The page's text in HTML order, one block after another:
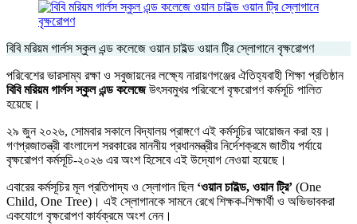
বিবি মরিয়ম গার্লস স্কুল এন্ড কলেজে ওয়ান চাইল্ড ওয়ান ট্রি স্লোগানে বৃক্ষরোপণ
পরিবেশের ভারসাম্য রক্ষা ও সবুজায়নের লক্ষ্যে নারায়ণগঞ্জের ঐতিহ্যবাহী শিক্ষা প্রতিষ্ঠান
বিবি মরিয়ম গার্লস স্কুল এন্ড কলেজে উৎসবমুখর পরিবেশে বৃক্ষরোপণ কর্মসূচি পালিত
হয়েছে।
​২৯ জুন ২০২৬, সোমবার সকালে বিদ্যালয় প্রাঙ্গণে এই কর্মসূচির আয়োজন করা হয়।
গণপ্রজাতন্ত্রী বাংলাদেশ সরকারের মাননীয় প্রধানমন্ত্রীর নির্দেশক্রমে জাতীয় পর্যায়ে
বৃক্ষরোপণ কর্মসূচি-২০২৬ এর অংশ হিসেবে এই উদ্যোগ নেওয়া হয়েছে।
​এবারের কর্মসূচির মূল প্রতিপাদ্য ও স্লোগান ছিল ‘ওয়ান চাইল্ড, ওয়ান ট্রি’ (One
Child, One Tree)। এই স্লোগানকে সামনে রেখে শিক্ষক-শিক্ষার্থী ও অভিভাবকরা
একযোগে বৃক্ষরোপণ কার্যক্রমে অংশ নেন।